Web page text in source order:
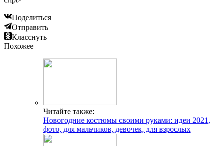
Поделиться
Отправить
Класснуть
Похожее
Читайте также:
Новогодние костюмы своими руками: идеи 2021,
фото, для мальчиков, девочек, для взрослых